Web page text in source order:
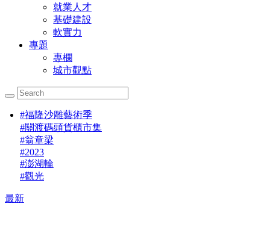
就業人才
基礎建設
軟實力
專題
專欄
城市觀點
#福隆沙雕藝術季
#關渡碼頭貨櫃市集
#翁章梁
#2023
#澎湖輪
#觀光
最新